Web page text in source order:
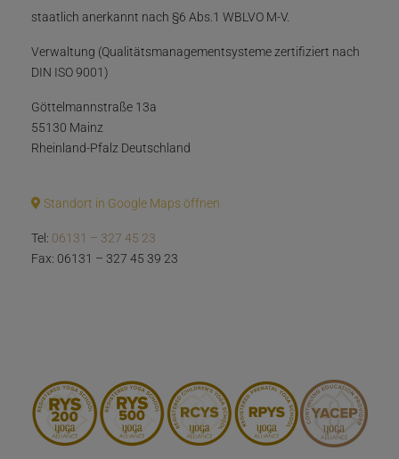
staatlich anerkannt nach §6 Abs.1 WBLVO M-V.
Verwaltung (Qualitätsmanagementsysteme zertifiziert nach
DIN ISO 9001)
Göttelmannstraße 13a
55130 Mainz
Rheinland-Pfalz Deutschland
Standort in Google Maps öffnen
Tel: 06131 – 327 45 23
Fax: 06131 – 327 45 39 23